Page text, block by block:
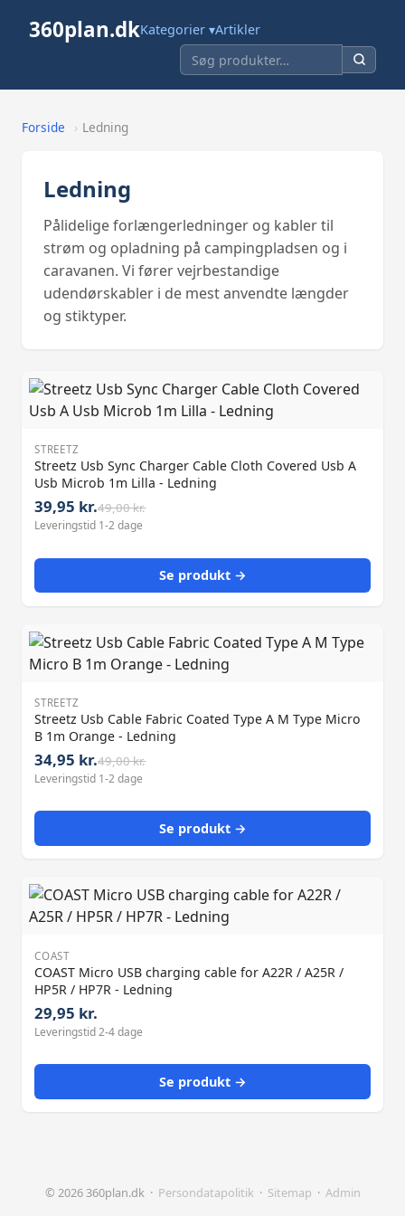
360plan.dkKategorier ▾Artikler
Forside › Ledning
Ledning
Pålidelige forlængerledninger og kabler til
strøm og opladning på campingpladsen og i
caravanen. Vi fører vejrbestandige
udendørskabler i de mest anvendte længder
og stiktyper.
STREETZ
Streetz Usb Sync Charger Cable Cloth Covered Usb A
Usb Microb 1m Lilla - Ledning
39,95 kr.49,00 kr.
Leveringstid 1-2 dage
Se produkt →
STREETZ
Streetz Usb Cable Fabric Coated Type A M Type Micro
B 1m Orange - Ledning
34,95 kr.49,00 kr.
Leveringstid 1-2 dage
Se produkt →
COAST
COAST Micro USB charging cable for A22R / A25R /
HP5R / HP7R - Ledning
29,95 kr.
Leveringstid 2-4 dage
Se produkt →
© 2026 360plan.dk · Persondatapolitik · Sitemap · Admin